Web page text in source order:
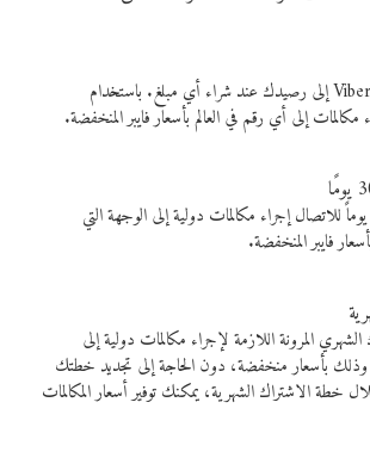
تتم إضافة رصيد Viber Out إلى رصيدك عند شراء أي مبلغ. باستخدام
إلى أي رقم في العالم بأسعار فايبر المنخفضة.
تتيح لك خطة الـ 30 يوماً للاتصال إجراء مكالمات دولية إلى الوجهة التي
المرونة اللازمة لإجراء مكالمات دولية إلى
وذلك بأسعار منخفضة، دون الحاجة إلى تجديد خطتك
الاشتراك الشهرية، يمكنك توفير أسعار المكالمات